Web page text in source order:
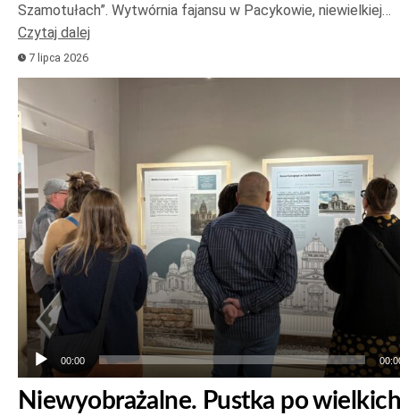
Szamotułach”. Wytwórnia fajansu w Pacykowie, niewielkiej…
Czytaj dalej
7 lipca 2026
plików
dźwiękowych
00:00
Niewyobrażalne. Pustka po wielkich